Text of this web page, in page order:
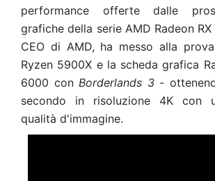
performance offerte dalle
grafiche della serie AMD Radeon
CEO di AMD, ha messo alla
Ryzen 5900X e la scheda grafica
6000 con Borderlands 3-
secondo in risoluzione 4K con
qualità d'immagine.